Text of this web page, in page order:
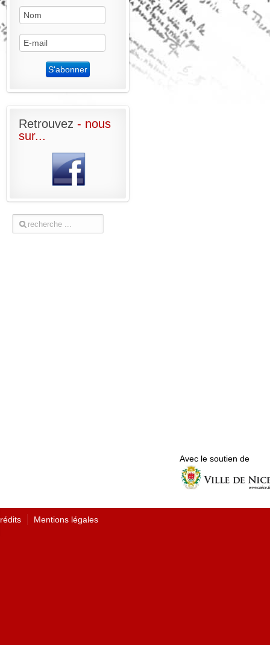
Retrouvez - nous
sur...
Avec le soutien de
Mentions légales